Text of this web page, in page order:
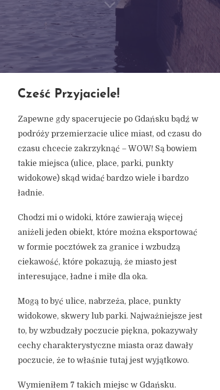
Cześć Przyjaciele!
Zapewne gdy spacerujecie po Gdańsku bądź w
podróży przemierzacie ulice miast, od czasu do
czasu chcecie zakrzyknąć – WOW! Są bowiem
takie miejsca (ulice, place, parki, punkty
widokowe) skąd widać bardzo wiele i bardzo
ładnie.
Chodzi mi o widoki, które zawierają więcej
aniżeli jeden obiekt, które można eksportować
w formie pocztówek za granice i wzbudzą
ciekawość, które pokazują, że miasto jest
interesujące, ładne i miłe dla oka.
Mogą to być ulice, nabrzeża, place, punkty
widokowe, skwery lub parki. Najważniejsze jest
to, by wzbudzały poczucie piękna, pokazywały
cechy charakterystyczne miasta oraz dawały
poczucie, że to właśnie tutaj jest wyjątkowo.
Wymieniłem 7 takich miejsc w Gdańsku.